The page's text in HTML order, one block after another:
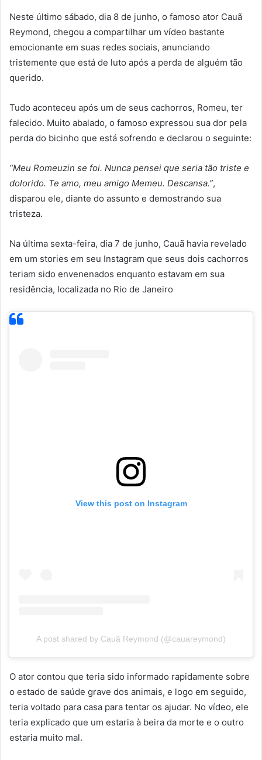
Neste último sábado, dia 8 de junho, o famoso ator Cauã
Reymond, chegou a compartilhar um vídeo bastante
emocionante em suas redes sociais, anunciando
tristemente que está de luto após a perda de alguém tão
querido.
Tudo aconteceu após um de seus cachorros, Romeu, ter
falecido. Muito abalado, o famoso expressou sua dor pela
perda do bicinho que está sofrendo e declarou o seguinte:
“Meu Romeuzin se foi. Nunca pensei que seria tão triste e
dolorido. Te amo, meu amigo Memeu. Descansa.”,
disparou ele, diante do assunto e demostrando sua
tristeza.
Na última sexta-feira, dia 7 de junho, Cauã havia revelado
em um stories em seu Instagram que seus dois cachorros
teriam sido envenenados enquanto estavam em sua
residência, localizada no Rio de Janeiro
View this post on Instagram
A post shared by Cauã Reymond (@cauareymond)
O ator contou que teria sido informado rapidamente sobre
o estado de saúde grave dos animais, e logo em seguido,
teria voltado para casa para tentar os ajudar. No vídeo, ele
teria explicado que um estaria à beira da morte e o outro
estaria muito mal.